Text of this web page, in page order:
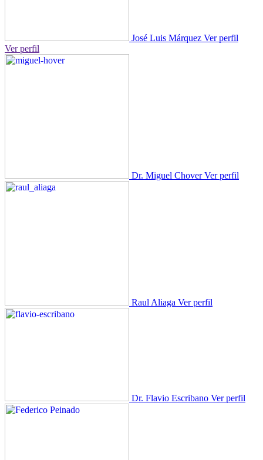
José Luis Márquez Ver perfil
Ver perfil
Dr. Miguel Chover Ver perfil
Raul Aliaga Ver perfil
Dr. Flavio Escribano Ver perfil